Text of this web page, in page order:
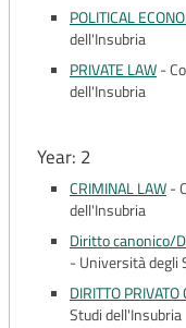
POLITICAL
dell'Insubria
PRIVATE LAW-
dell'Insubria
Year: 2
CRIMINAL LAW-
dell'Insubria
Diritto canonico/
- Università degli
DIRITTO
Studi dell'Insubria